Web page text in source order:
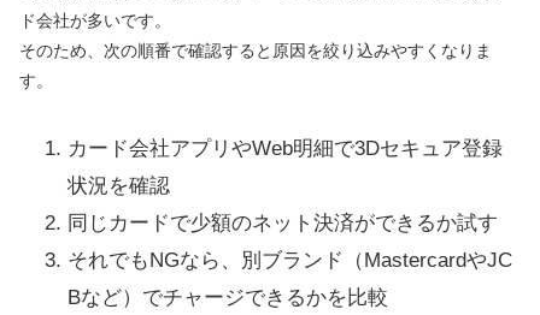
ド会社が多いです。
そのため、次の順番で確認すると原因を絞り込みやすくなりま
す。
カード会社アプリやWeb明細で3Dセキュア登録
状況を確認
同じカードで少額のネット決済ができるか試す
それでもNGなら、別ブランド（MastercardやJC
Bなど）でチャージできるかを比較